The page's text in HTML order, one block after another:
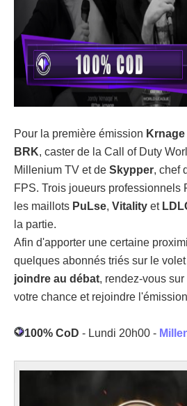
Pour la première émission Krnage
BRK, caster de la Call of Duty
Millenium TV et de Skypper, chef
FPS. Trois joueurs professionnels
les maillots PuLse, Vitality et
la partie.
Afin d'apporter une certaine
quelques abonnés triés sur le volet
joindre au débat, rendez-vous
votre chance et rejoindre
100% CoD - Lundi 20h00 -